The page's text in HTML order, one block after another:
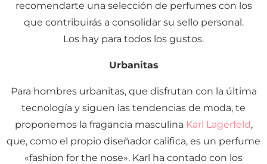
recomendarte una selección de perfumes con los
que contribuirás a consolidar su sello personal.
Los hay para todos los gustos.
Urbanitas
Para hombres urbanitas, que disfrutan con la última
tecnología y siguen las tendencias de moda, te
proponemos la fragancia masculina Karl Lagerfeld,
que, como el propio diseñador califica, es un perfume
«fashion for the nose». Karl ha contado con los